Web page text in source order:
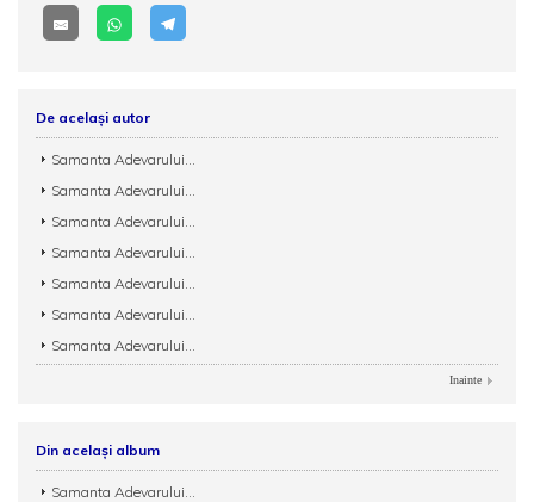
De același autor
Samanta Adevarului...
Samanta Adevarului...
Samanta Adevarului...
Samanta Adevarului...
Samanta Adevarului...
Samanta Adevarului...
Samanta Adevarului...
Inainte
Din același album
Samanta Adevarului...